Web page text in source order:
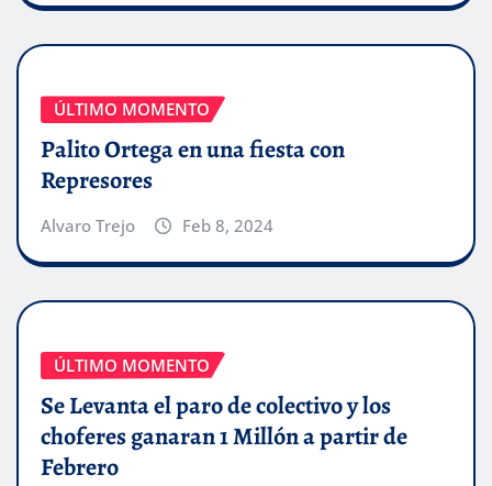
ÚLTIMO MOMENTO
Palito Ortega en una fiesta con
Represores
Alvaro Trejo Feb 8, 2024
ÚLTIMO MOMENTO
Se Levanta el paro de colectivo y los
choferes ganaran 1 Millón a partir de
Febrero